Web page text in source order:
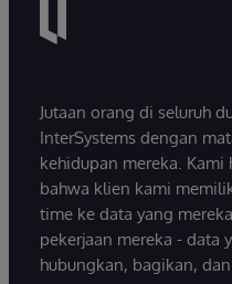
Jutaan orang di seluruh
InterSystems dengan
kehidupan mereka.
bahwa klien kami
time ke data yang
pekerjaan mereka - data
hubungkan, bagikan,